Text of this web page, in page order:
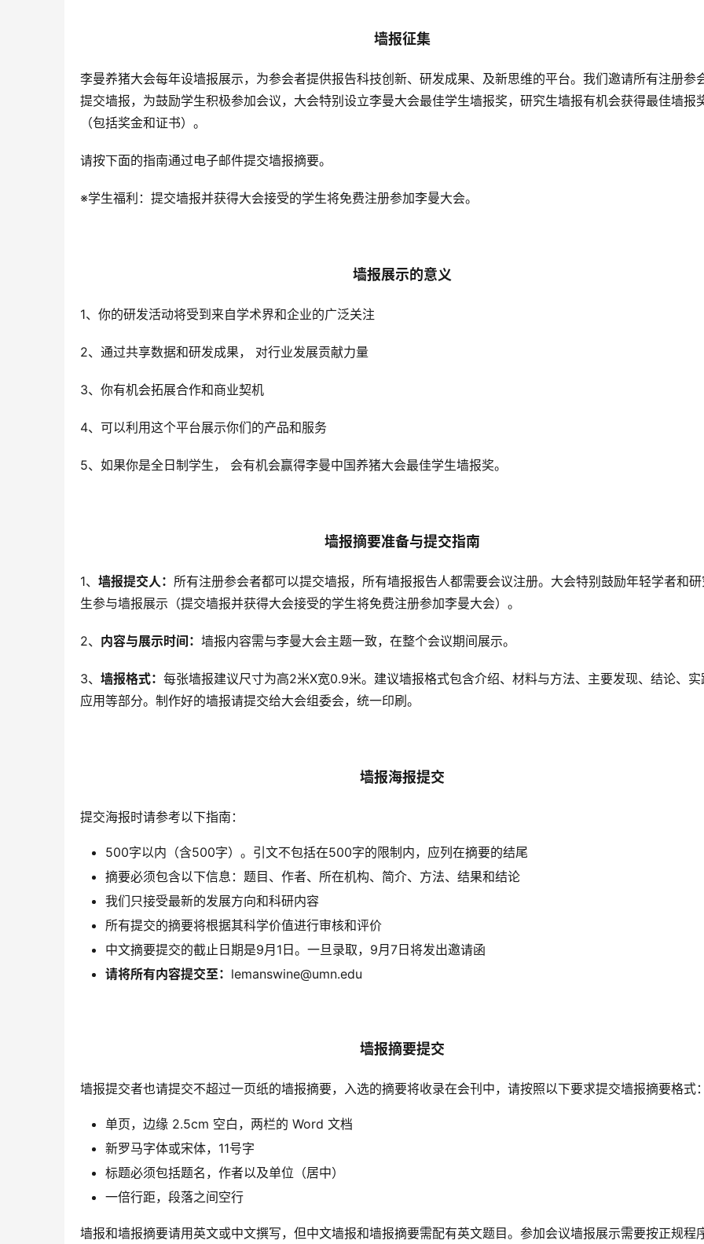
墙报征集
李曼养猪大会每年设墙报展示，为参会者提供报告科技创新、研发成果、及新思维的平台。我们邀请所有注册参
提交墙报，为鼓励学生积极参加会议，大会特别设立李曼大会最佳学生墙报奖，研究生墙报有机会获得最佳墙报
（包括奖金和证书）。
请按下面的指南通过电子邮件提交墙报摘要。
※学生福利：提交墙报并获得大会接受的学生将免费注册参加李曼大会。
墙报展示的意义
1、你的研发活动将受到来自学术界和企业的广泛关注
2、通过共享数据和研发成果， 对行业发展贡献力量
3、你有机会拓展合作和商业契机
4、可以利用这个平台展示你们的产品和服务
5、如果你是全日制学生， 会有机会赢得李曼中国养猪大会最佳学生墙报奖。
墙报摘要准备与提交指南
1、 墙报提交人： 所有注册参会者都可以提交墙报，所有墙报报告人都需要会议注册。大会特别鼓励年轻学者和
生参与墙报展示（提交墙报并获得大会接受的学生将免费注册参加李曼大会）。
2、 内容与展示时间： 墙报内容需与李曼大会主题一致，在整个会议期间展示。
3、 墙报格式： 每张墙报建议尺寸为高2米X宽0.9米。建议墙报格式包含介绍、材料与方法、主要发现、结论、实
应用等部分。制作好的墙报请提交给大会组委会，统一印刷。
墙报海报提交
提交海报时请参考以下指南：
500字以内（含500字）。引文不包括在500字的限制内，应列在摘要的结尾
摘要必须包含以下信息：题目、作者、所在机构、简介、方法、结果和结论
我们只接受最新的发展方向和科研内容
所有提交的摘要将根据其科学价值进行审核和评价
中文摘要提交的截止日期是9月1日。一旦录取，9月7日将发出邀请函
请将所有内容提交至： lemanswine@umn.edu
墙报摘要提交
墙报提交者也请提交不超过一页纸的墙报摘要，入选的摘要将收录在会刊中，请按照以下要求提交墙报摘要格式
单页，边缘 2.5cm 空白，两栏的 Word 文档
新罗马字体或宋体，11号字
标题必须包括题名，作者以及单位（居中）
一倍行距，段落之间空行
墙报和墙报摘要请用英文或中文撰写，但中文墙报和墙报摘要需配有英文题目。参加会议墙报展示需要按正规程